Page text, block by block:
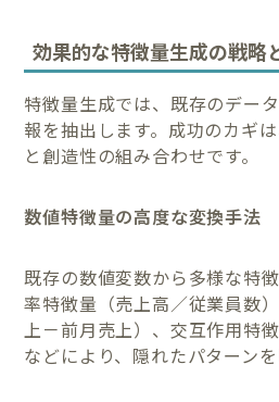
効果的な特徴量生成の戦略
特徴量生成では、既存のデー
報を抽出します。成功のカギ
と創造性の組み合わせです。
数値特徴量の高度な変換手法
既存の数値変数から多様な特
率特徴量（売上高／従業員数
上－前月売上）、交互作用特
などにより、隠れたパターンを